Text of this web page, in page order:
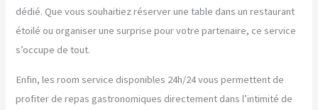
dédié. Que vous souhaitiez réserver une table dans un restaurant
étoilé ou organiser une surprise pour votre partenaire, ce service
s’occupe de tout.
Enfin, les room service disponibles 24h/24 vous permettent de
profiter de repas gastronomiques directement dans l’intimité de